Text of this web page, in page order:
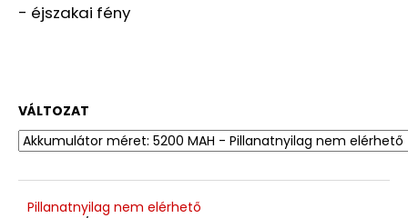
- éjszakai fény
VÁLTOZAT
Pillanatnyilag nem elérhető